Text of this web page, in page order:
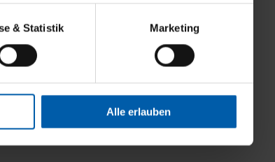
Ihres Nutzerverhaltens und Ihres Profils
unserer Webpräsenz speichern wir
an Dritte wie etwa unsere
für Ihr personalisiertes Einkaufserlebnis
Cookies selbst festlegen, die Sie erlauben
& Statistik Marketing
Alle erlauben